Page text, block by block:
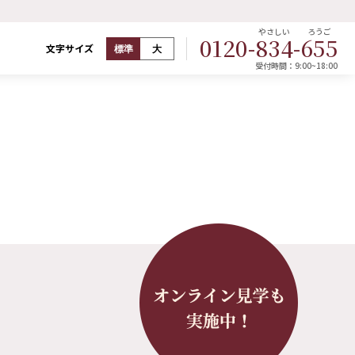
文字サイズ 標準 大 0120-834
やさしい
-655
ろうご
受付時間：9:00~18:00